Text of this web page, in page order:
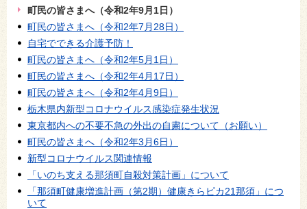
町民の皆さまへ（令和2年9月1日）
町民の皆さまへ（令和2年7月28日）
自宅でできる介護予防！
町民の皆さまへ（令和2年5月1日）
町民の皆さまへ（令和2年4月17日）
町民の皆さまへ（令和2年4月9日）
栃木県内新型コロナウイルス感染症発生状況
東京都内への不要不急の外出の自粛について（お願い）
町民の皆さまへ（令和2年3月6日）
新型コロナウイルス関連情報
「いのち支える那須町自殺対策計画」について
「那須町健康増進計画（第2期）健康きらピカ21那須」につ
いて